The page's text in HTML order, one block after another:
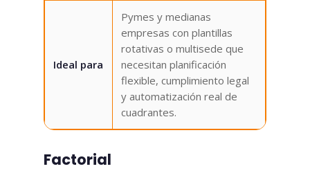
Ideal para
Pymes y medianas
empresas con plantillas
rotativas o multisede que
necesitan planificación
flexible, cumplimiento legal
y automatización real de
cuadrantes.
Factorial